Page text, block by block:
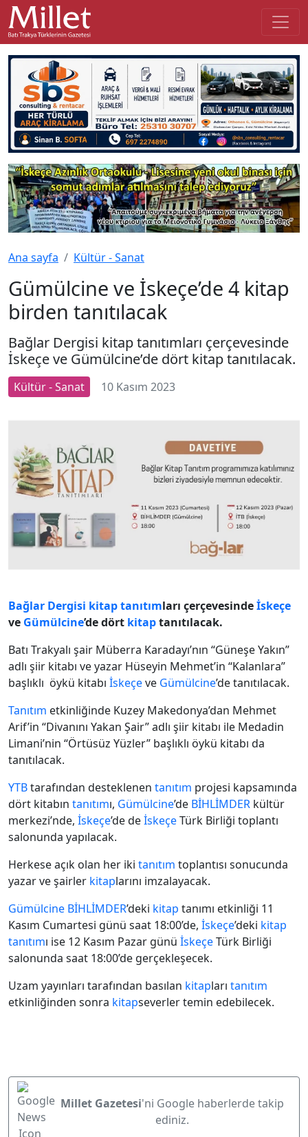
Ana sayfa Kültür - Sanat
Gümülcine ve İskeçe’de 4 kitap
birden tanıtılacak
Bağlar Dergisi kitap tanıtımları çerçevesinde
İskeçe ve Gümülcine’de dört kitap tanıtılacak.
Kültür - Sanat 10 Kasım 2023
Bağlar Dergisi kitaptanıtımları çerçevesindeİskeçe
ve Gümülcine’de dört kitaptanıtılacak.
Batı Trakyalı şair Müberra Karadayı’nın “Güneşe Yakın”
adlı şiir kitabı ve yazar Hüseyin Mehmet’in “Kalanlara”
başlıklı öykü kitabı İskeçeve Gümülcine’de tanıtılacak.
Tanıtım etkinliğinde Kuzey Makedonya’dan Mehmet
Arif’in “Divanını Yakan Şair” adlı şiir kitabı ile Medadin
Limani’nin “Örtüsüz Yüzler” başlıklı öykü kitabı da
tanıtılacak.
YTBtarafından desteklenen tanıtım projesi kapsamında
dört kitabın tanıtımı, Gümülcine’de BİHLİMDER kültür
merkezi’nde, İskeçe’de deİskeçeTürk Birliği toplantı
salonunda yapılacak.
Herkese açık olan her iki tanıtım toplantısı sonucunda
yazar ve şairler kitaplarını imzalayacak.
Gümülcine BİHLİMDER’deki kitap tanımı etkinliği 11
Kasım Cumartesi günü saat 18:00’de, İskeçe’deki kitap
tanıtımı ise 12 Kasım Pazar günü İskeçeTürk Birliği
salonunda saat 18:00’de gerçekleşecek.
Uzam yayınları tarafından basılan kitapları tanıtım
etkinliğinden sonra kitapseverler temin edebilecek.
Millet Gazetesi'ni Google haberlerde takip
ediniz.